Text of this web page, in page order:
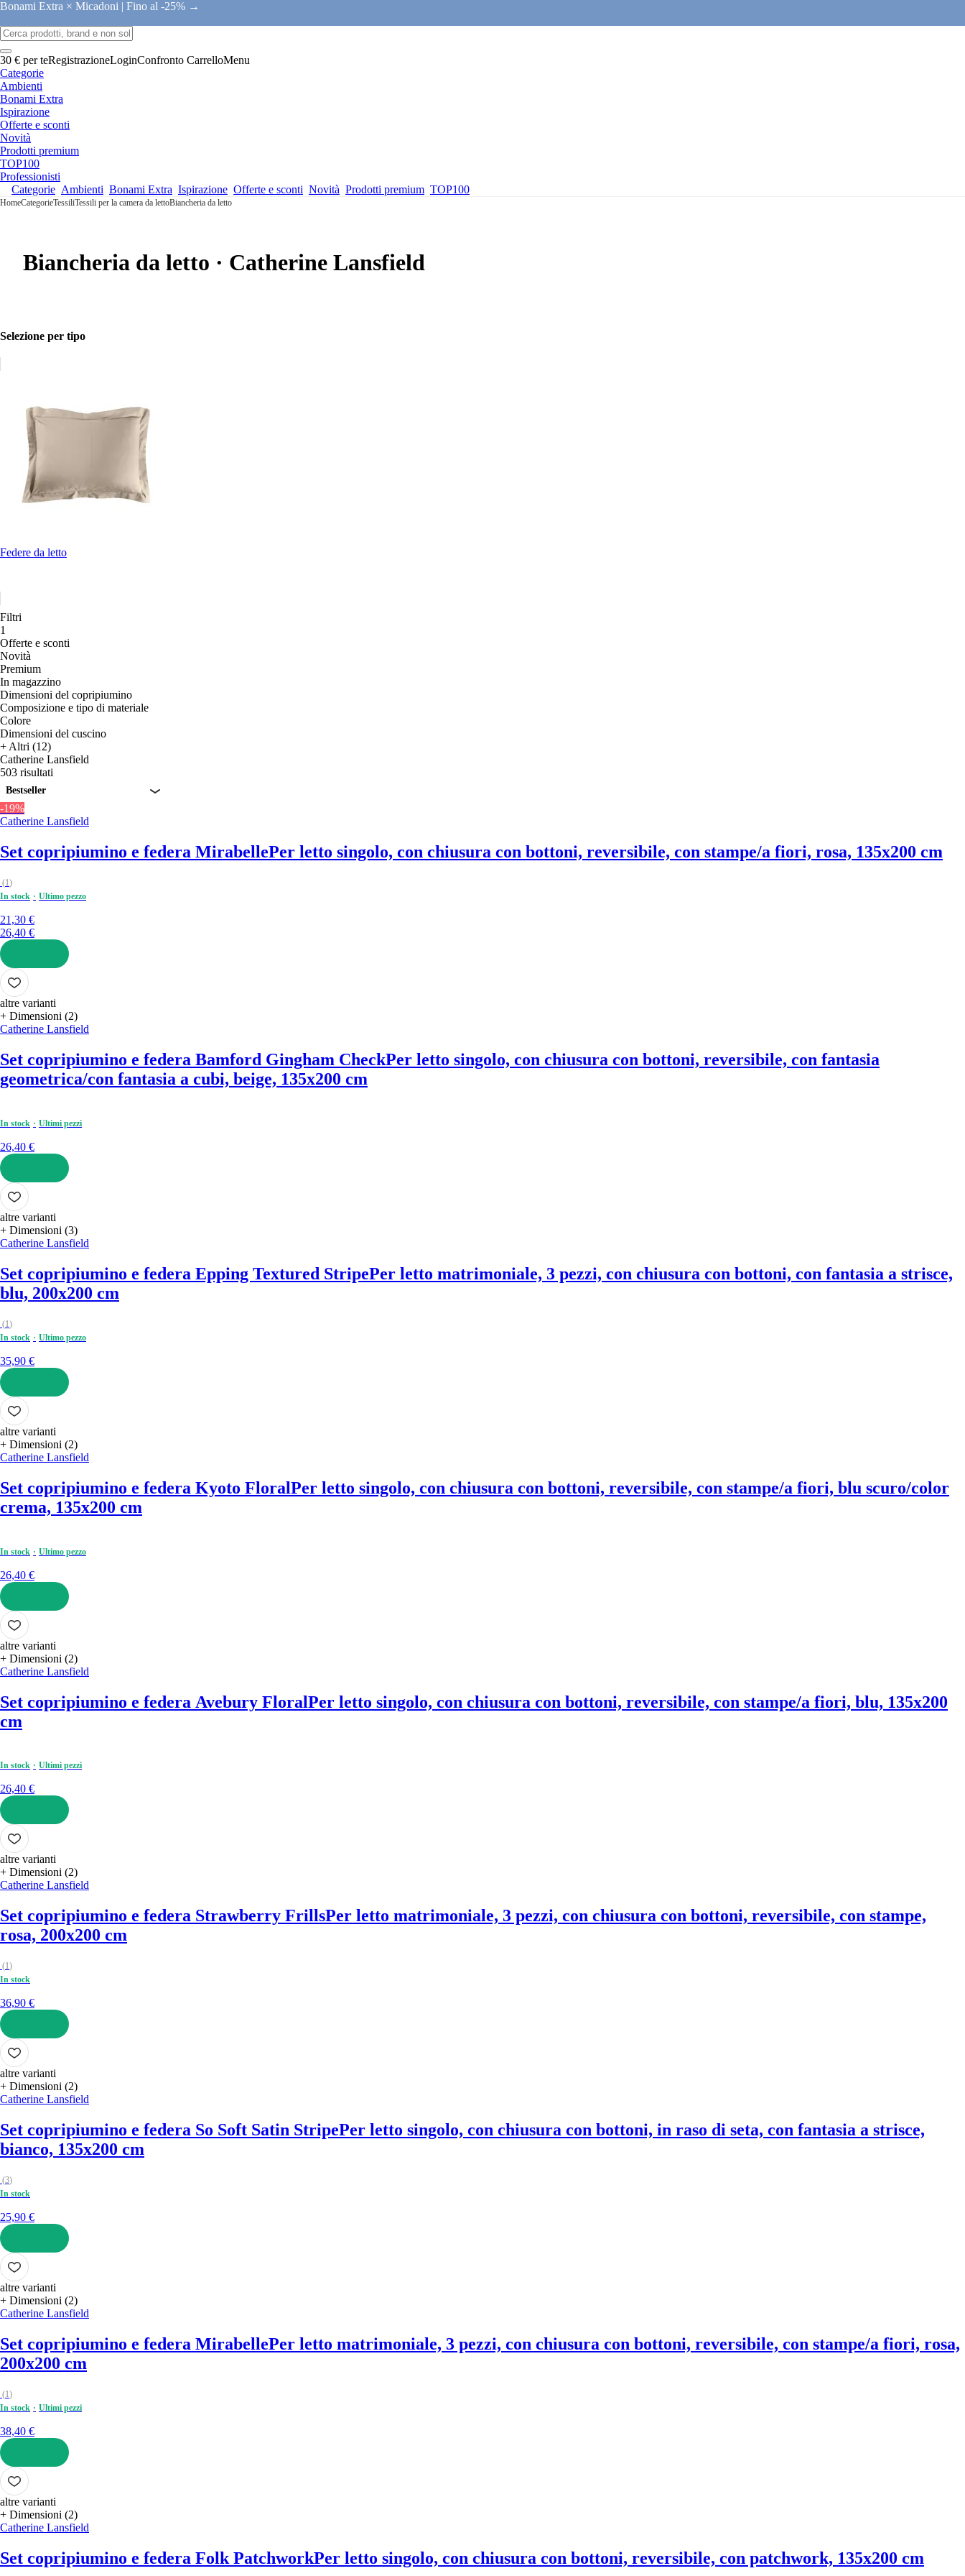
Bonami Extra × Micadoni | Fino al -25% →
30 € per teRegistrazioneLoginConfronto CarrelloMenu
Categorie
Ambienti
Bonami Extra
Ispirazione
Offerte e sconti
Novità
Prodotti premium
TOP100
Professionisti
Categorie Ambienti Bonami Extra Ispirazione Offerte e sconti Novità Prodotti premium TOP100
HomeCategorieTessiliTessili per la camera da lettoBiancheria da letto
Biancheria da letto · Catherine Lansfield
Selezione per tipo
Federe da letto
Filtri
1
Offerte e sconti
Novità
Premium
In magazzino
Dimensioni del copripiumino
Composizione e tipo di materiale
Colore
Dimensioni del cuscino
+ Altri (12)
Catherine Lansfield
503 risultati
Bestseller
-19%
Catherine Lansfield
Set copripiumino e federa MirabellePer letto singolo, con chiusura con bottoni, reversibile, con stampe/a fiori, rosa, 135x200 cm
(1)
In stock
Ultimo pezzo
21,30 €
26,40 €
AGGIUNGI
altre varianti
+ Dimensioni (2)
Catherine Lansfield
Set copripiumino e federa Bamford Gingham CheckPer letto singolo, con chiusura con bottoni, reversibile, con fantasia
geometrica/con fantasia a cubi, beige, 135x200 cm
In stock Ultimi pezzi
26,40 €
AGGIUNGI
altre varianti
+ Dimensioni (3)
Catherine Lansfield
Set copripiumino e federa Epping Textured StripePer letto matrimoniale, 3 pezzi, con chiusura con bottoni, con fantasia a strisce,
blu, 200x200 cm
(1)
In stock
Ultimo pezzo
35,90 €
AGGIUNGI
altre varianti
+ Dimensioni (2)
Catherine Lansfield
Set copripiumino e federa Kyoto FloralPer letto singolo, con chiusura con bottoni, reversibile, con stampe/a fiori, blu scuro/color
crema, 135x200 cm
In stock Ultimo pezzo
26,40 €
AGGIUNGI
altre varianti
+ Dimensioni (2)
Catherine Lansfield
Set copripiumino e federa Avebury FloralPer letto singolo, con chiusura con bottoni, reversibile, con stampe/a fiori, blu, 135x200
cm
In stock Ultimi pezzi
26,40 €
AGGIUNGI
altre varianti
+ Dimensioni (2)
Catherine Lansfield
Set copripiumino e federa Strawberry FrillsPer letto matrimoniale, 3 pezzi, con chiusura con bottoni, reversibile, con stampe,
rosa, 200x200 cm
(1)
In stock
36,90 €
AGGIUNGI
altre varianti
+ Dimensioni (2)
Catherine Lansfield
Set copripiumino e federa So Soft Satin StripePer letto singolo, con chiusura con bottoni, in raso di seta, con fantasia a strisce,
bianco, 135x200 cm
(3)
In stock
25,90 €
AGGIUNGI
altre varianti
+ Dimensioni (2)
Catherine Lansfield
Set copripiumino e federa MirabellePer letto matrimoniale, 3 pezzi, con chiusura con bottoni, reversibile, con stampe/a fiori, rosa,
200x200 cm
(1)
In stock
Ultimi pezzi
38,40 €
AGGIUNGI
altre varianti
+ Dimensioni (2)
Catherine Lansfield
Set copripiumino e federa Folk PatchworkPer letto singolo, con chiusura con bottoni, reversibile, con patchwork, 135x200 cm